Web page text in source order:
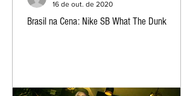
Brasil na Cena: Nike SB What The Dunk
16 de out. de 2020